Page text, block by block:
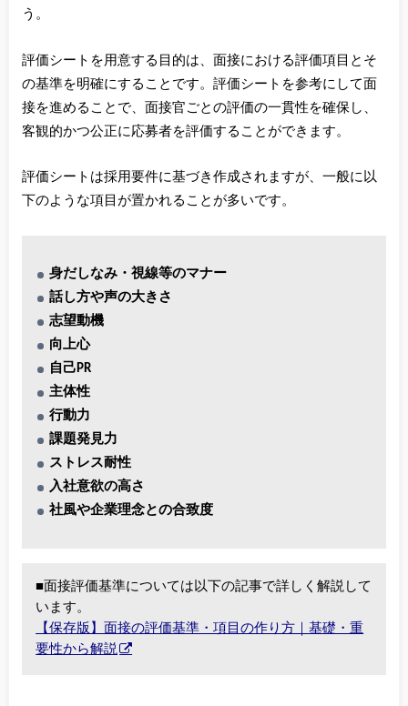
う。
評価シートを用意する目的は、面接における評価項目とそ
の基準を明確にすることです。評価シートを参考にして面
接を進めることで、面接官ごとの評価の一貫性を確保し、
客観的かつ公正に応募者を評価することができます。
評価シートは採用要件に基づき作成されますが、一般に以
下のような項目が置かれることが多いです。
身だしなみ・視線等のマナー
話し方や声の大きさ
志望動機
向上心
自己PR
主体性
行動力
課題発見力
ストレス耐性
入社意欲の高さ
社風や企業理念との合致度
■面接評価基準については以下の記事で詳しく解説して
います。
【保存版】面接の評価基準・項目の作り方｜基礎・重
要性から解説